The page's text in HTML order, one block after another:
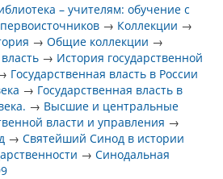
– учителям: обучение с
→ Коллекции →
→Общие коллекции →
→ История государственной
Государственная власть в России
→ Государственная власть в
→ Высшие и центральные
власти и управления →
→Святейший Синод в истории
→Синодальная